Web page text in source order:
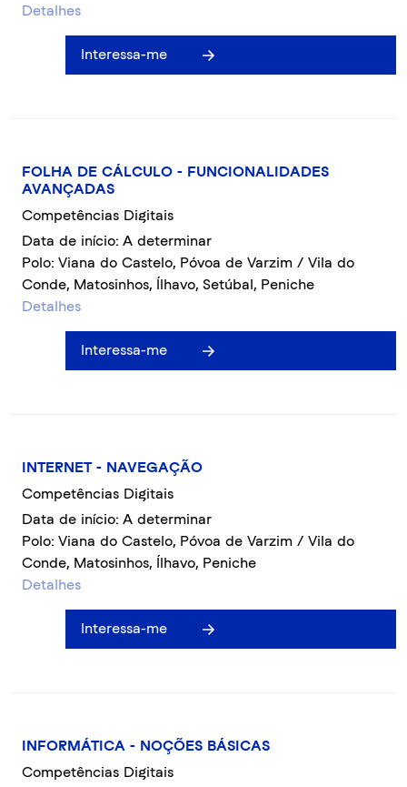
Detalhes
Interessa-me
FOLHA DE CÁLCULO - FUNCIONALIDADES
AVANÇADAS
Competências Digitais
Data de início: A determinar
Polo: Viana do Castelo, Póvoa de Varzim / Vila do
Conde, Matosinhos, Ílhavo, Setúbal, Peniche
Detalhes
Interessa-me
INTERNET - NAVEGAÇÃO
Competências Digitais
Data de início: A determinar
Polo: Viana do Castelo, Póvoa de Varzim / Vila do
Conde, Matosinhos, Ílhavo, Peniche
Detalhes
Interessa-me
INFORMÁTICA - NOÇÕES BÁSICAS
Competências Digitais